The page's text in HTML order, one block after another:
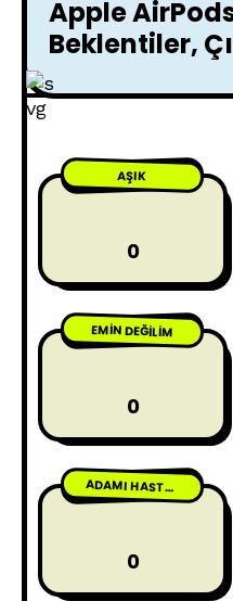
Apple
Beklentiler,
Özellikler
AŞIK
0
EMIN DEĞILIM
0
ADAMI HASTA ETME
0